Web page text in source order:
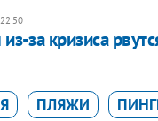
за кризиса
ПЛЯЖИ